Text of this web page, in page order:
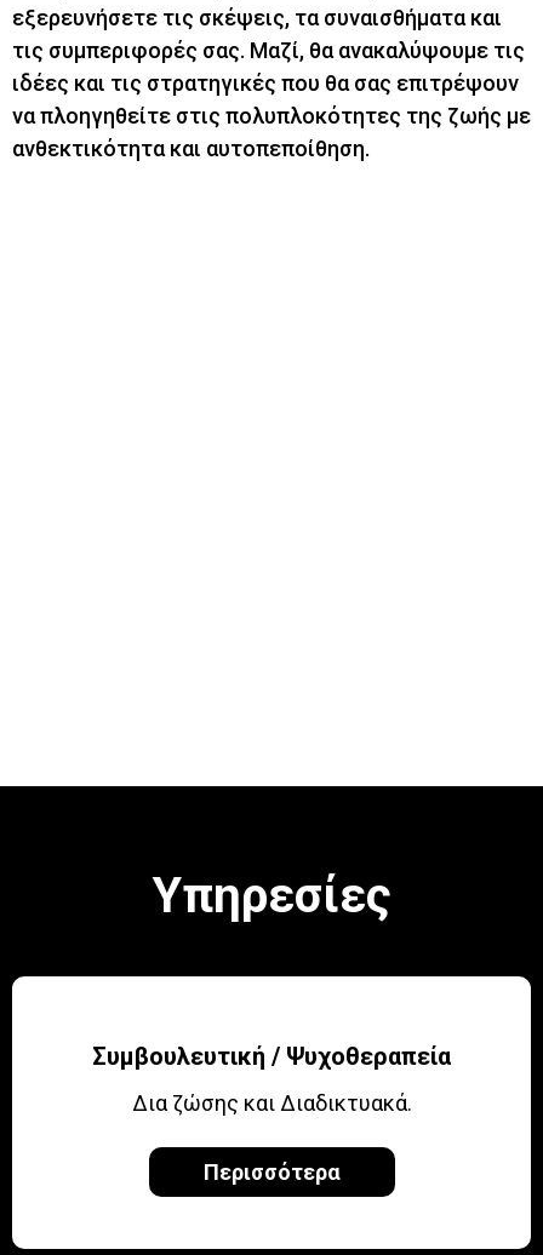
εξερευνήσετε τις σκέψεις, τα συναισθήματα και
τις συμπεριφορές σας. Μαζί, θα ανακαλύψουμε τις
ιδέες και τις στρατηγικές που θα σας επιτρέψουν
να πλοηγηθείτε στις πολυπλοκότητες της ζωής με
ανθεκτικότητα και αυτοπεποίθηση.
Υπηρεσίες
Συμβουλευτική / Ψυχοθεραπεία
Δια ζώσης και Διαδικτυακά.
Περισσότερα